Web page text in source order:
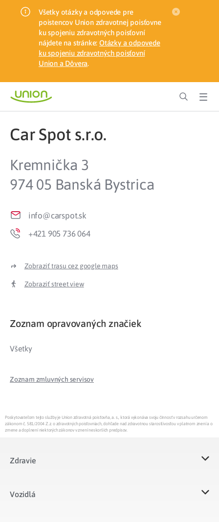
Všetky otázky a odpovede pre
poistencov Union zdravotnej poisťovne
ku spojeniu zdravotných poisťovní
nájdete na stránke: Otázky a odpovede
ku spojeniu zdravotných poisťovní
Union a Dôvera.
Car Spot s.r.o.
Kremnička 3
974 05 Banská Bystrica
info@carspot.sk
+421 905 736 064
Zobraziť trasu cez google maps
Zobraziť street view
Zoznam opravovaných značiek
Všetky
Zoznam zmluvných servisov
Poskytovateľom tejto služby je Union zdravotná poisťovňa, a. s., ktorá vykonáva svoju činnosť v rozsahu určenom
zákonom č. 581/2004 Z.z. o zdravotných poisťovniach, dohľade nad zdravotnou starostlivosťou v platnom znení a o
zmene a doplnení niektorých zákonov v znení neskorších predpisov.
Zdravie
Vozidlá​